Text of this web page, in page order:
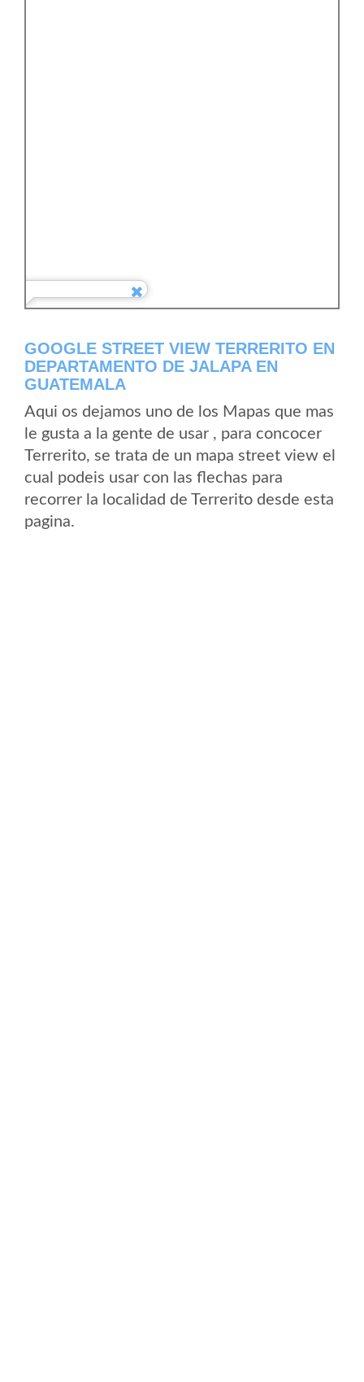
GOOGLE STREET VIEW TERRERITO EN
DEPARTAMENTO DE JALAPA EN
GUATEMALA
Aqui os dejamos uno de los Mapas que mas
le gusta a la gente de usar , para concocer
Terrerito, se trata de un mapa street view el
cual podeis usar con las flechas para
recorrer la localidad de Terrerito desde esta
pagina.